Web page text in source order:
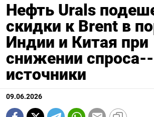
Нефть Urals
скидки к Brent в
Индии и Китая при
снижении спроса--
источники
09.06.2026